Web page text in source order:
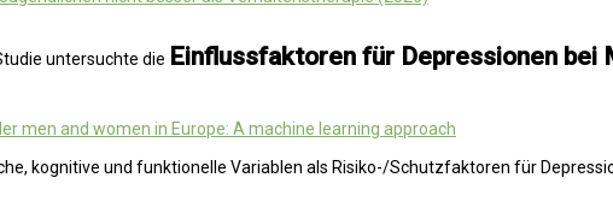
untersuchte die Einflussfaktoren für Depressionen bei
men and women in Europe: A machine learning approach
kognitive und funktionelle Variablen als Risiko-/Schutzfaktoren für